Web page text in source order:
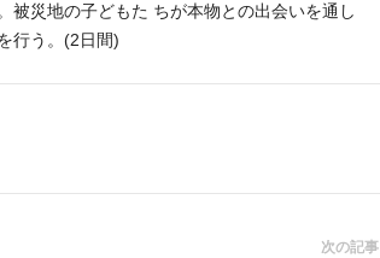
被災地の子どもた ちが本物との出会いを通し
行う。(2日間)
次の記事